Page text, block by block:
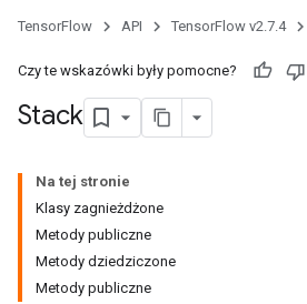
TensorFlow API TensorFlow v2.7.4
Czy te wskazówki były pomocne?
Stack
Na tej stronie
Klasy zagnieżdżone
Metody publiczne
Metody dziedziczone
Metody publiczne